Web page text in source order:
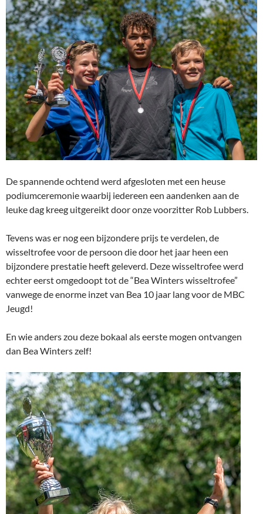
De spannende ochtend werd afgesloten met een heuse
podiumceremonie waarbij iedereen een aandenken aan de
leuke dag kreeg uitgereikt door onze voorzitter Rob Lubbers.
Tevens was er nog een bijzondere prijs te verdelen, de
wisseltrofee voor de persoon die door het jaar heen een
bijzondere prestatie heeft geleverd. Deze wisseltrofee werd
echter eerst omgedoopt tot de “Bea Winters wisseltrofee”
vanwege de enorme inzet van Bea 10 jaar lang voor de MBC
Jeugd!
En wie anders zou deze bokaal als eerste mogen ontvangen
dan Bea Winters zelf!